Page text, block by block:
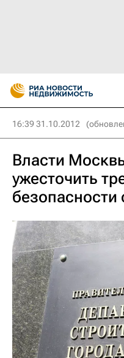
16:39 31.10.2012
Власти
ужесточить